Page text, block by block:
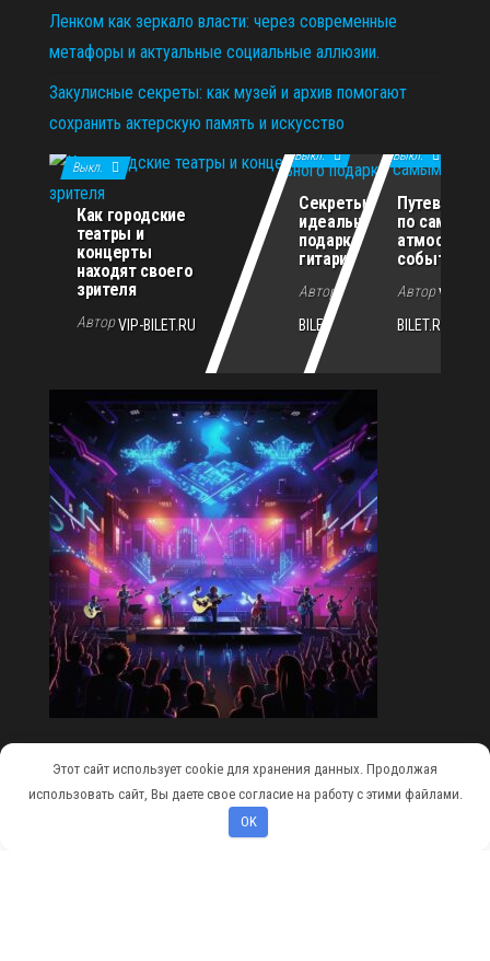
Ленком как зеркало власти: через современные
метафоры и актуальные социальные аллюзии.
Закулисные секреты: как музей и архив помогают
сохранить актерскую память и искусство
02.07.2026
Выкл.
Как городские
театры и
концерты
находят своего
зрителя
АвторVIP-BILET.RU
11.12.2025
Выкл.
Секреты
идеального
подарка для
гитариста
Автор VIP-
BILET.RU
Выкл.
по самым
событиям
АвторVIP-
BILET.RU
Сайт работает на WordPress Тема: Envo Magazine
Этот сайт использует cookie для хранения данных. Продолжая
использовать сайт, Вы даете свое согласие на работу с этими файлами.
OK